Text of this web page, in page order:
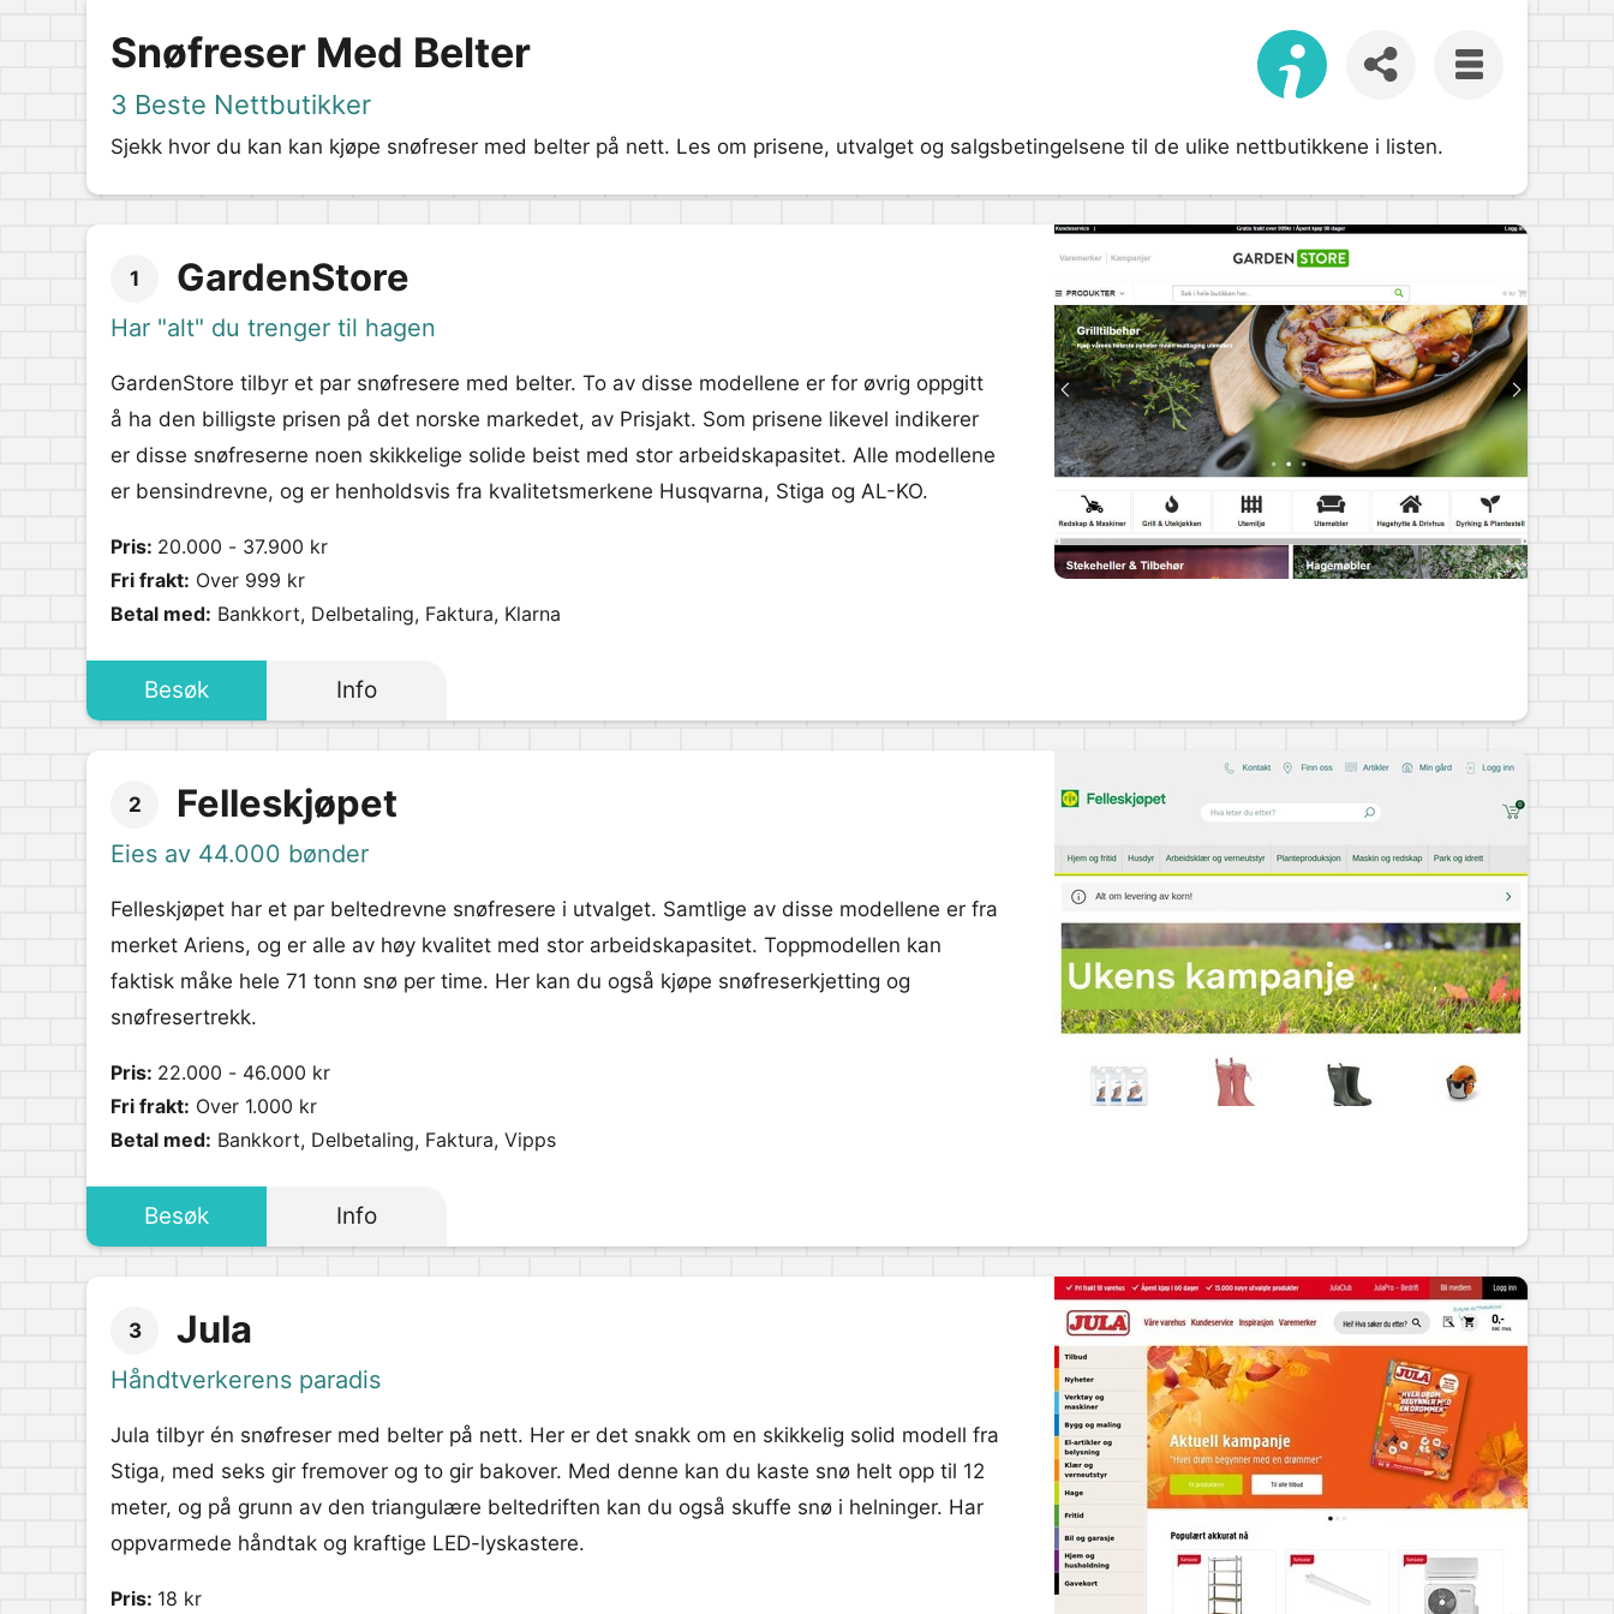
Snøfreser Med Belter
3 Beste Nettbutikker
Sjekk hvor du kan kan kjøpe snøfreser med belter på nett. Les om prisene, utvalget og salgsbetingelsene til de ulike nettbutikkene i listen.
1 GardenStore
Har "alt" du trenger til hagen
GardenStore tilbyr et par snøfresere med belter. To av disse modellene er for øvrig oppgitt
å ha den billigste prisen på det norske markedet, av Prisjakt. Som prisene likevel indikerer
er disse snøfreserne noen skikkelige solide beist med stor arbeidskapasitet. Alle modellene
er bensindrevne, og er henholdsvis fra kvalitetsmerkene Husqvarna, Stiga og AL-KO.
Pris: 20.000 - 37.900 kr
Fri frakt: Over 999 kr
Betal med: Bankkort, Delbetaling, Faktura, Klarna
Besøk Info
2 Felleskjøpet
Eies av 44.000 bønder
Felleskjøpet har et par beltedrevne snøfresere i utvalget. Samtlige av disse modellene er fra
merket Ariens, og er alle av høy kvalitet med stor arbeidskapasitet. Toppmodellen kan
faktisk måke hele 71 tonn snø per time. Her kan du også kjøpe snøfreserkjetting og
snøfresertrekk.
Pris: 22.000 - 46.000 kr
Fri frakt: Over 1.000 kr
Betal med: Bankkort, Delbetaling, Faktura, Vipps
Besøk Info
3 Jula
Håndtverkerens paradis
Jula tilbyr én snøfreser med belter på nett. Her er det snakk om en skikkelig solid modell fra
Stiga, med seks gir fremover og to gir bakover. Med denne kan du kaste snø helt opp til 12
meter, og på grunn av den triangulære beltedriften kan du også skuffe snø i helninger. Har
oppvarmede håndtak og kraftige LED-lyskastere.
Pris: 18 kr